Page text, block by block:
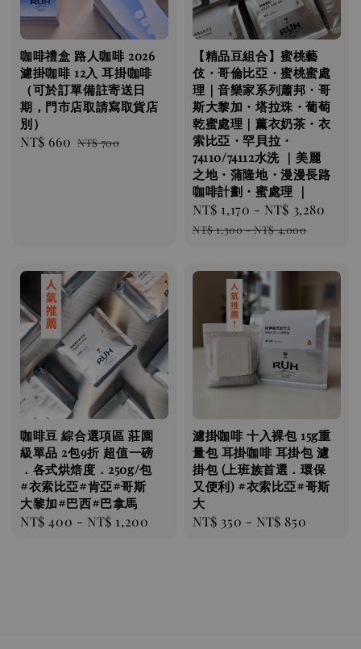
咖啡禮盒 路人咖啡 2026
濾掛咖啡 12入 耳掛咖啡
（可於訂單備註寄送日
期，門市店取請寫取貨店
別）
Sale
NT$ 660 Regular
NT$ 700
【精品豆組合】蜜桃藝
伎・哥倫比亞・蜜桃蜜處
理｜音樂家系列蕭邦・哥
斯大黎加・塔拉珠・葡萄
乾蜜處理｜薰衣奶茶・衣
索比亞・罕貝拉・
74110/74112水洗 ｜美麗
之地・蒲隆地・漫漫長路
咖啡計劃・蜜處理 ｜
Sale
price
NT$ 1,170 - NT$ 3,280
NT$ 1,300-NT$ 4,000
咖啡豆 綜合選項區 莊園
級單品 2包9折 超值一磅
．各式烘焙度．250g/包
#衣索比亞#肯亞#哥斯
大黎加#巴西#巴拿馬
Regular
NT$ 400 - NT$ 1,200
濾掛咖啡 十入裸包 15g重
量包 耳掛咖啡 耳掛包 濾
掛包 (上班族首選．環保
又便利) #衣索比亞#哥斯
大
Regular
NT$ 350 - NT$ 850